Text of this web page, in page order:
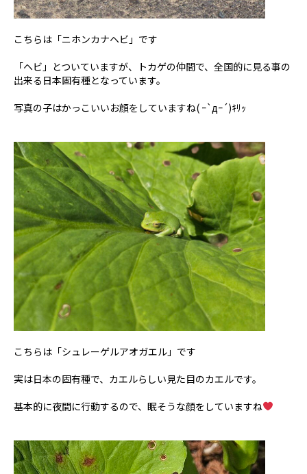
こちらは「ニホンカナヘビ」です
「ヘビ」とついていますが、トカゲの仲間で、全国的に見る事の
出来る日本固有種となっています。
写真の子はかっこいいお顔をしていますね( ｰ`дｰ´)ｷﾘｯ
こちらは「シュレーゲルアオガエル」です
実は日本の固有種で、カエルらしい見た目のカエルです。
基本的に夜間に行動するので、眠そうな顔をしていますね